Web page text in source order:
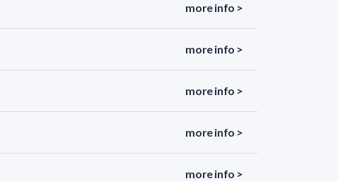
more info >
more info >
more info >
more info >
more info >